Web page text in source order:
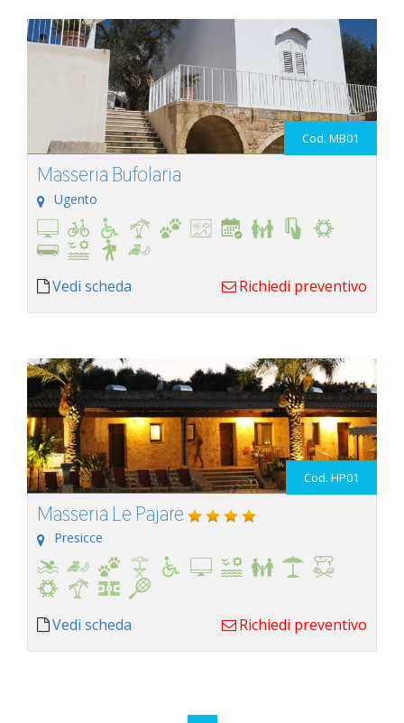
Cod. MB01
Masseria Bufolaria
Ugento
Vedi scheda Richiedi preventivo
Cod. HP01
Masseria Le Pajare
Presicce
Vedi scheda Richiedi preventivo